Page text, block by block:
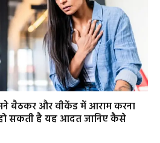
बैठकर और वीकेंड में आराम करना
सकती है यह आदत जानिए कैसे